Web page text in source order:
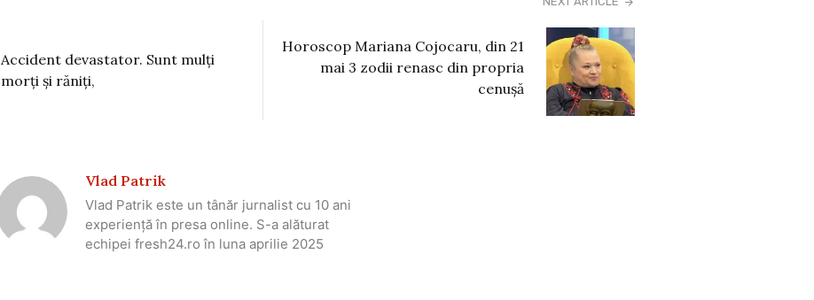
Accident devastator. Sunt mulți
morți și răniți,
Horoscop Mariana Cojocaru, din 21
mai 3 zodii renasc din propria
cenușă
Vlad Patrik
Vlad Patrik este un tânăr jurnalist cu 10 ani
experiență în presa online. S-a alăturat
echipei fresh24.ro în luna aprilie 2025